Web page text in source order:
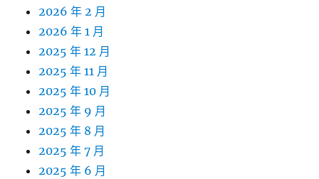
2026 年 2 月
2026 年 1 月
2025 年 12 月
2025 年 11 月
2025 年 10 月
2025 年 9 月
2025 年 8 月
2025 年 7 月
2025 年 6 月